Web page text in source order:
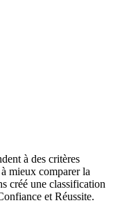
à des critères
mieux comparer la
créé une classification
et Réussite.